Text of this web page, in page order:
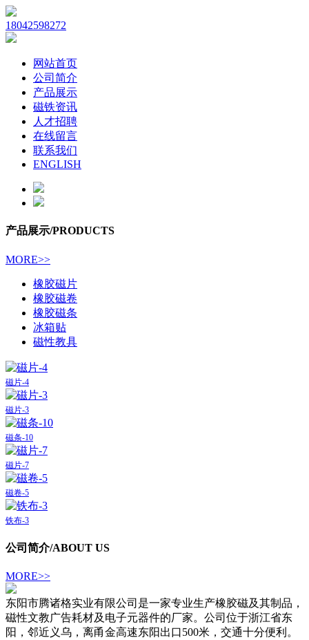
18042598272
网站首页
公司简介
产品展示
磁铁资讯
人才招聘
在线留言
联系我们
ENGLISH
产品展示/PRODUCTS
MORE>>
橡胶磁片
橡胶磁卷
橡胶磁条
冰箱贴
磁性教具
磁片-4
磁片-3
磁条-10
磁片-7
磁卷-5
铁布-3
公司简介/ABOUT US
MORE>>
东阳市腾诸格实业有限公司是一家专业生产橡胶磁及其制品，
磁性文教广告耗材及电子元器件的厂家。公司位于浙江省东
阳，邻近义乌，离甬金高速东阳出口500米，交通十分便利。